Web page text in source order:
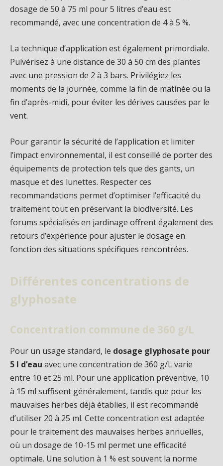
dosage de 50 à 75 ml pour 5 litres d’eau est
recommandé, avec une concentration de 4 à 5 %.
La technique d’application est également primordiale.
Pulvérisez à une distance de 30 à 50 cm des plantes
avec une pression de 2 à 3 bars. Privilégiez les
moments de la journée, comme la fin de matinée ou la
fin d’après-midi, pour éviter les dérives causées par le
vent.
Pour garantir la sécurité de l’application et limiter
l’impact environnemental, il est conseillé de porter des
équipements de protection tels que des gants, un
masque et des lunettes. Respecter ces
recommandations permet d’optimiser l’efficacité du
traitement tout en préservant la biodiversité. Les
forums spécialisés en jardinage offrent également des
retours d’expérience pour ajuster le dosage en
fonction des situations spécifiques rencontrées.
Différentes concentrations de
glyphosate
Concentration commune de 360 g/L
Pour un usage standard, le dosage glyphosate pour
5 l d’eau avec une concentration de 360 g/L varie
entre 10 et 25 ml. Pour une application préventive, 10
à 15 ml suffisent généralement, tandis que pour les
mauvaises herbes déjà établies, il est recommandé
d’utiliser 20 à 25 ml. Cette concentration est adaptée
pour le traitement des mauvaises herbes annuelles,
où un dosage de 10-15 ml permet une efficacité
optimale. Une solution à 1 % est souvent la norme